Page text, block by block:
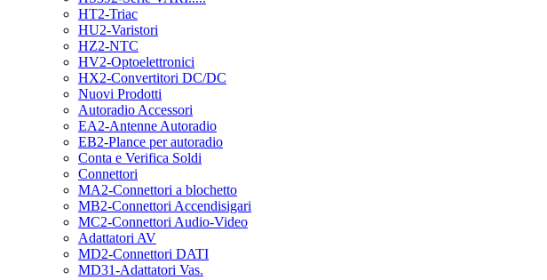
HT2-Triac
HU2-Varistori
HZ2-NTC
HV2-Optoelettronici
HX2-Convertitori DC/DC
Nuovi Prodotti
Autoradio Accessori
EA2-Antenne Autoradio
EB2-Plance per autoradio
Conta e Verifica Soldi
Connettori
MA2-Connettori a blochetto
MB2-Connettori Accendisigari
MC2-Connettori Audio-Video
Adattatori AV
MD2-Connettori DATI
MD31-Adattatori Vas.